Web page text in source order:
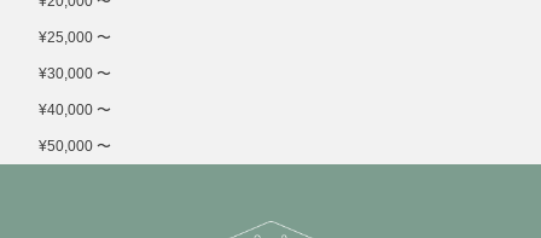
¥25,000 〜
¥30,000 〜
¥40,000 〜
¥50,000 〜